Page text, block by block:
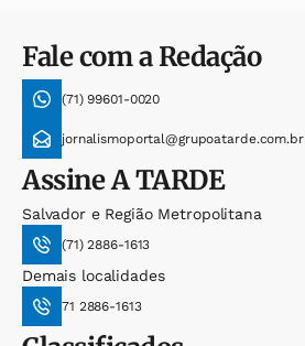
Fale com a Redação
(71) 99601-0020
jornalismoportal@grupoatarde.com.br
AssineA TARDE
Salvador e Região Metropolitana
(71) 2886-1613
Demais localidades
71 2886-1613